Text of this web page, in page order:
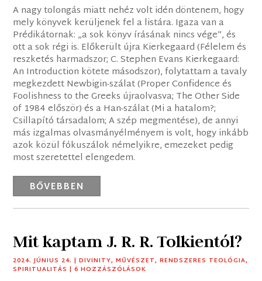
A nagy tolongás miatt nehéz volt idén döntenem, hogy
mely könyvek kerüljenek fel a listára. Igaza van a
Prédikátornak: „a sok könyv írásának nincs vége”, és
ott a sok régi is. Előkerült újra Kierkegaard (Félelem és
reszketés harmadszor; C. Stephen Evans Kierkegaard:
An Introduction kötete másodszor), folytattam a tavaly
megkezdett Newbigin-szálat (Proper Confidence és
Foolishness to the Greeks újraolvasva; The Other Side
of 1984 először) és a Han-szálat (Mi a hatalom?;
Csillapító társadalom; A szép megmentése), de annyi
más izgalmas olvasmányélményem is volt, hogy inkább
azok közül fókuszálok némelyikre, emezeket pedig
most szeretettel elengedem.
BŐVEBBEN
Mit kaptam J. R. R. Tolkientól?
2024. JÚNIUS 24. |DIVINITY,MŰVÉSZET,RENDSZERES TEOLÓGIA,
SPIRITUALITÁS | 6 HOZZÁSZÓLÁSOK